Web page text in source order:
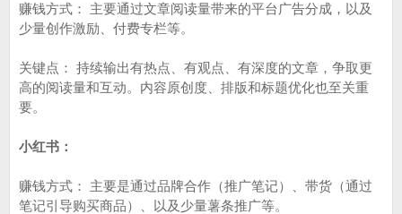
赚钱方式： 主要通过文章阅读量带来的平台广告分成，以及
少量创作激励、付费专栏等。
关键点： 持续输出有热点、有观点、有深度的文章，争取更
高的阅读量和互动。内容原创度、排版和标题优化也至关重
要。
小红书：
赚钱方式： 主要是通过品牌合作（推广笔记）、带货（通过
笔记引导购买商品）、以及少量薯条推广等。